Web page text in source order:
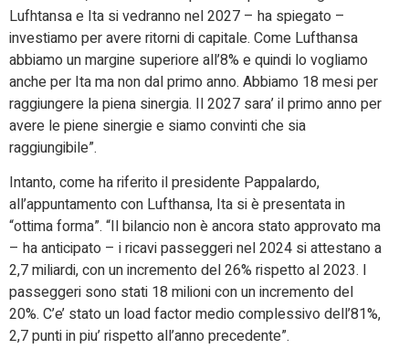
Lufhtansa e Ita si vedranno nel 2027 – ha spiegato –
investiamo per avere ritorni di capitale. Come Lufthansa
abbiamo un margine superiore all’8% e quindi lo vogliamo
anche per Ita ma non dal primo anno. Abbiamo 18 mesi per
raggiungere la piena sinergia. Il 2027 sara’ il primo anno per
avere le piene sinergie e siamo convinti che sia
raggiungibile”.
Intanto, come ha riferito il presidente Pappalardo,
all’appuntamento con Lufthansa, Ita si è presentata in
“ottima forma”. “Il bilancio non è ancora stato approvato ma
– ha anticipato – i ricavi passeggeri nel 2024 si attestano a
2,7 miliardi, con un incremento del 26% rispetto al 2023. I
passeggeri sono stati 18 milioni con un incremento del
20%. C’e’ stato un load factor medio complessivo dell’81%,
2,7 punti in piu’ rispetto all’anno precedente”.